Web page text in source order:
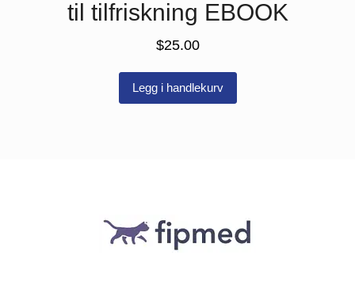
til tilfriskning EBOOK
$25.00
Legg i handlekurv